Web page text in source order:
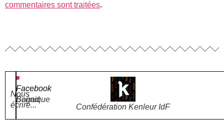
commentaires sont traitées.
Nous
écrire...
Facebook
Bagad
Facebook
Scénique
Confédération Kenleur IdF